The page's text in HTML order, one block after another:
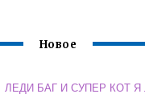
Новое
ЛЕДИ БАГ И СУПЕР КОТ